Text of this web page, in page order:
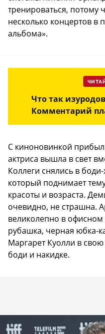
тренироваться, потому
несколько концертов в
альбома».
Что так
Комментарий
С киноновинкой
актриса вышла в свет
Коллеги снялись в
который поднимает
красоты и возраста.
очевидно, не страшна.
великолепно в
рубашка, черная юбка-
Маргарет Куолли в
боди и накидке.